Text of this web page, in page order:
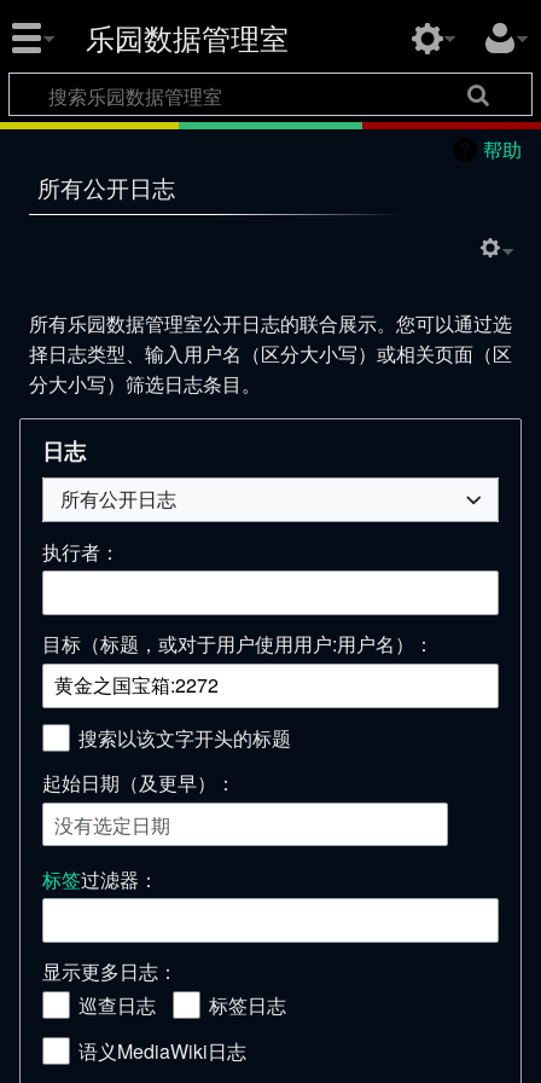
乐园数据管理室
帮助
所有公开日志
所有乐园数据管理室公开日志的联合展示。您可以通过选
择日志类型、输入用户名（区分大小写）或相关页面（区
分大小写）筛选日志条目。
日志
所有公开日志
执行者：
目标（标题，或对于用户使用用户:用户名）：
搜索以该文字开头的标题
起始日期（及更早）：
没有选定日期
标签过滤器：
显示更多日志：
巡查日志
标签日志
语义MediaWiki日志